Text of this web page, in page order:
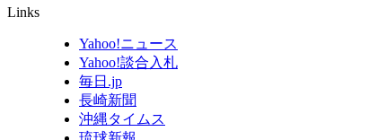
Links
Yahoo!ニュース
Yahoo!談合入札
毎日.jp
長崎新聞
沖縄タイムス